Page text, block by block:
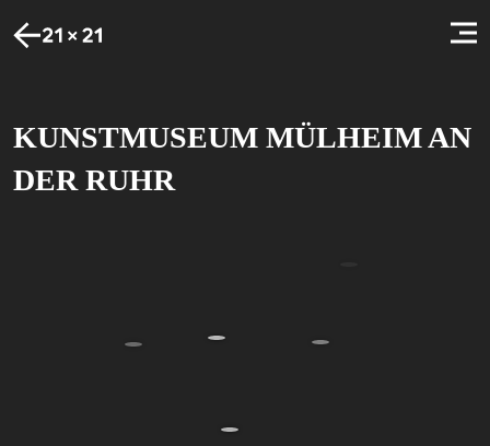
KUNSTMUSEUM MÜLHEIM AN
DER RUHR